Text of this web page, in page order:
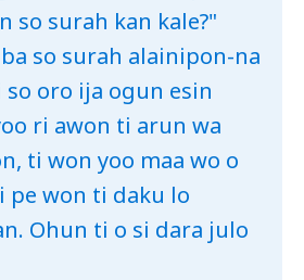
so surah kan kale?"
so surah alainipon-na
so oro ija ogun esin
ri awon ti arun wa
ti won yoo maa wo o
pe won ti daku lo
Ohun ti o si dara julo